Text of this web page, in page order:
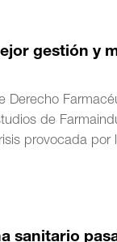
gestión y
Derecho
de
provocada por
sanitario